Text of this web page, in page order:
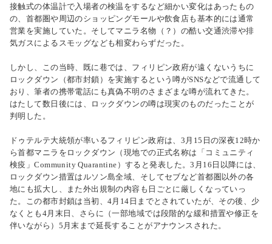
接触式の体温計で入場者の検温をするなど細かい変化はあったもの
の、首都圏や周辺のショッピングモールや飲食店も基本的には通常
営業を実施していた。そしてマニラ名物（？）の酷い交通渋滞や排
気ガスによるスモッグなども相変わらずだった。
しかし、この当時、既に巷では、フィリピン政府が遠くないうちに
ロックダウン（都市封鎖）を実施するという噂がSNSなどで流通して
おり、筆者の携帯電話にも真偽不明のさまざまな噂が流れてきた。
はたして数日後には、ロックダウンの噂は現実のものだったことが
判明した。
ドゥテルテ大統領が率いるフィリピン政府は、3月15日の深夜12時か
ら首都マニラをロックダウン（現地での正式名称は「コミュニティ
検疫」Community Quarantine）すると発表した。3月16日以降には、
ロックダウン措置はルソン島全域、そしてセブなど首都圏以外の各
地にも拡大し、また外出規制の内容も日ごとに厳しくなっていっ
た。この都市封鎖は当初、4月14日までとされていたが、その後、少
なくとも4月末日、さらに（一部地域では段階的な緩和措置や修正を
伴いながら）5月末まで延長することがアナウンスされた。